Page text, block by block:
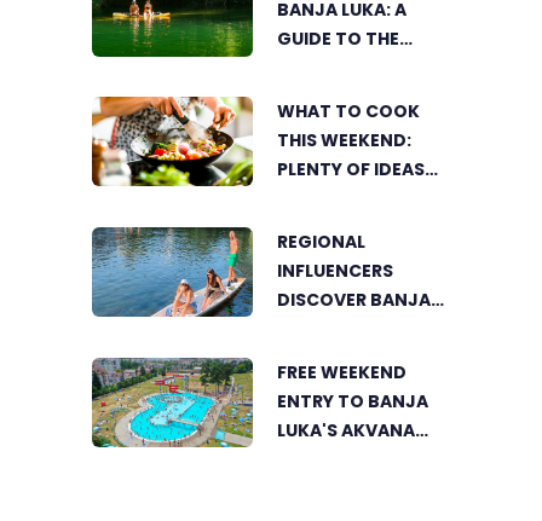
BANJA LUKA: A
GUIDE TO THE
FOR COOLING OFF
WHAT TO COOK
THIS WEEKEND:
PLENTY OF IDEAS
REGIONAL
INFLUENCERS
DISCOVER BANJA
PERSPECTIVE
FREE WEEKEND
ENTRY TO BANJA
LUKA'S AKVANA